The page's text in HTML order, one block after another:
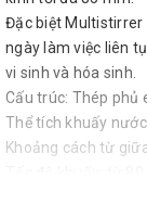
Đặc biệt Multistirrer
ngày làm việc liên
vi sinh và hóa sinh.
Cấu trúc: Thép phủ
Thể tích khuấy
Khoảng cách từ
Hệ thống khấy: